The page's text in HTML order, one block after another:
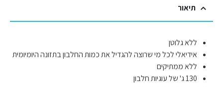
תיאור
ללא גלוטן
אידיאלי לכל מי שרוצה להגדיל את כמות החלבון בתזונה היומיומית
ללא ממתיקים
130 ג' של עוגיות חלבון